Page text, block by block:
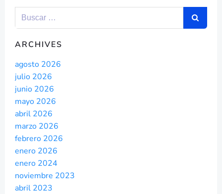
ARCHIVES
agosto 2026
julio 2026
junio 2026
mayo 2026
abril 2026
marzo 2026
febrero 2026
enero 2026
enero 2024
noviembre 2023
abril 2023